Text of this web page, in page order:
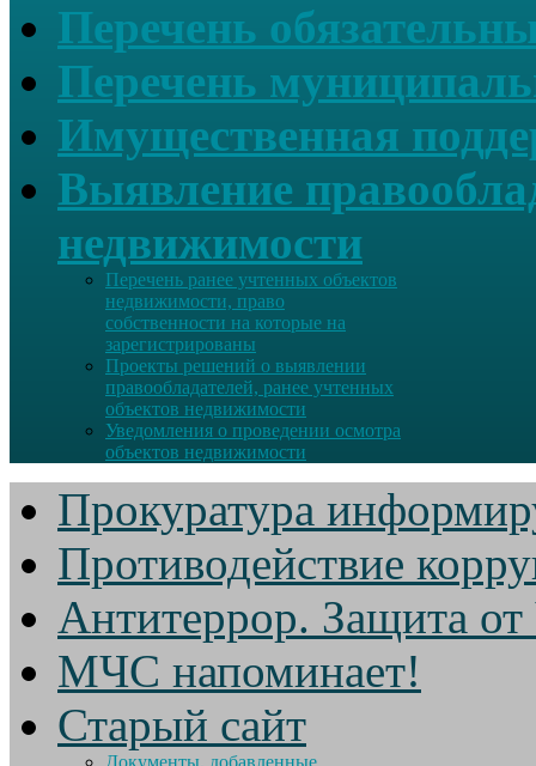
Перечень
Перечень
Имущественная
Выявление
недвижимости
Перечень ранее учтенных объектов
недвижимости, право
собственности на которые на
зарегистрированы
Проекты решений о выявлении
правообладателей, ранее учтенных
объектов недвижимости
Уведомления о проведении осмотра
объектов недвижимости
Прокуратура
Противодействие
Антитеррор. Защита
МЧС напоминает!
Старый сайт
Документы, добавленные